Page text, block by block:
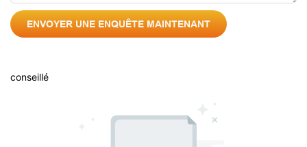
ENVOYER UNE ENQUÊTE MAINTENANT
conseillé